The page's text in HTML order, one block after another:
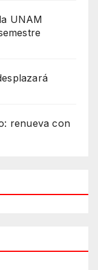
UNAM
renueva con